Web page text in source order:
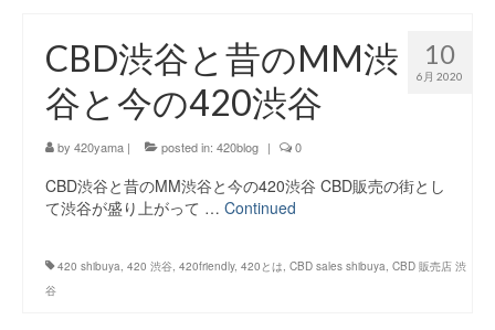
10
6月 2020
CBD渋谷と昔のMM渋
谷と今の420渋谷
by 420yama | posted in: 420blog | 0
CBD渋谷と昔のMM渋谷と今の420渋谷 CBD販売の街とし
て渋谷が盛り上がって … Continued
420 shibuya, 420 渋谷, 420friendly, 420とは, CBD sales shibuya, CBD 販売店 渋
谷